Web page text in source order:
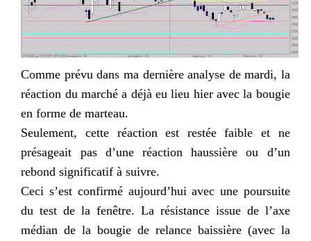
Comme prévu dans ma dernière analyse de mardi, la
réaction du marché a déjà eu lieu hier avec la bougie
en forme de marteau.
Seulement, cette réaction est restée faible et ne
présageait pas d’une réaction haussière ou d’un
rebond significatif à suivre.
Ceci s’est confirmé aujourd’hui avec une poursuite
du test de la fenêtre. La résistance issue de l’axe
médian de la bougie de relance baissière (avec la